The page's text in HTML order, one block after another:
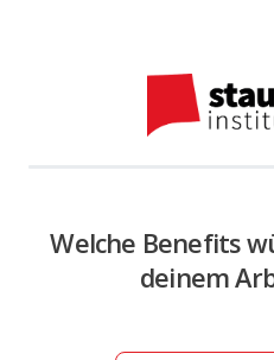
Welche Benefits
deinem